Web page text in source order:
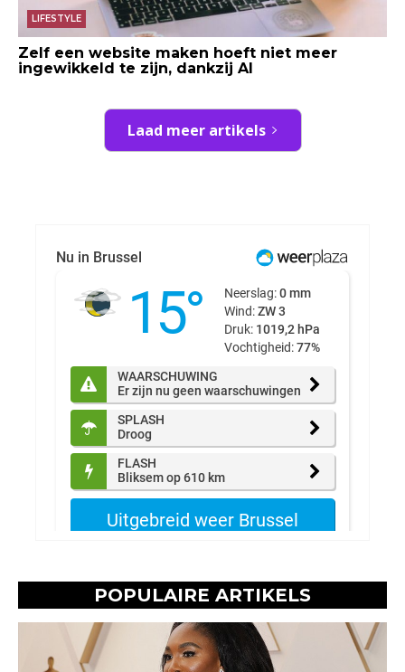
LIFESTYLE
Zelf een website maken hoeft niet meer
ingewikkeld te zijn, dankzij AI
Laad meer artikels
POPULAIRE ARTIKELS